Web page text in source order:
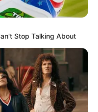
Stop Talking About